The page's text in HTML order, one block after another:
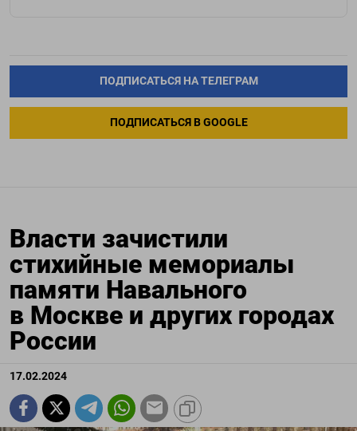
ПОДПИСАТЬСЯ НА ТЕЛЕГРАМ
ПОДПИСАТЬСЯ В GOOGLE
Власти зачистили
стихийные мемориалы
памяти Навального
в Москве и других городах
России
17.02.2024